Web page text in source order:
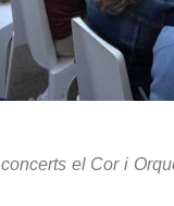
el Cor i